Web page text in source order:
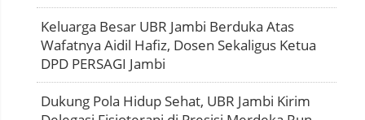
Keluarga Besar UBR Jambi Berduka Atas
Wafatnya Aidil Hafiz, Dosen Sekaligus Ketua
DPD PERSAGI Jambi
Dukung Pola Hidup Sehat, UBR Jambi Kirim